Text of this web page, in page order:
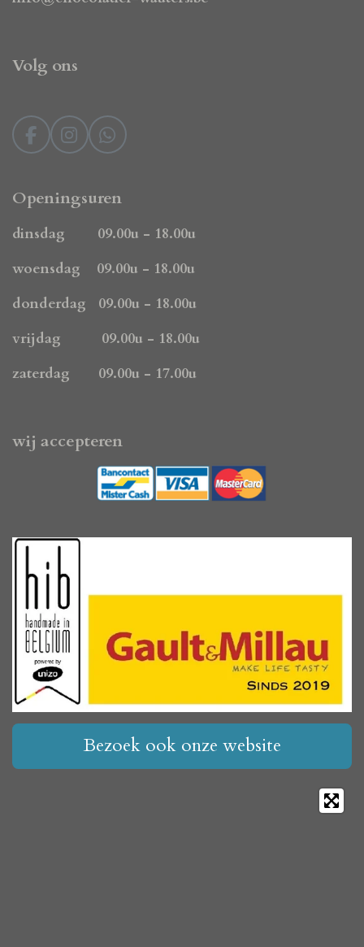
Volg ons
F
a
e
b
o
k
I
n
t
a
a
W
h
t
A
p
Openingsuren
dinsdag 09.00u - 18.00u
woensdag 09.00u - 18.00u
donderdag 09.00u - 18.00u
vrijdag 09.00u - 18.00u
zaterdag 09.00u - 17.00u
wij accepteren
Bezoek ook onze website